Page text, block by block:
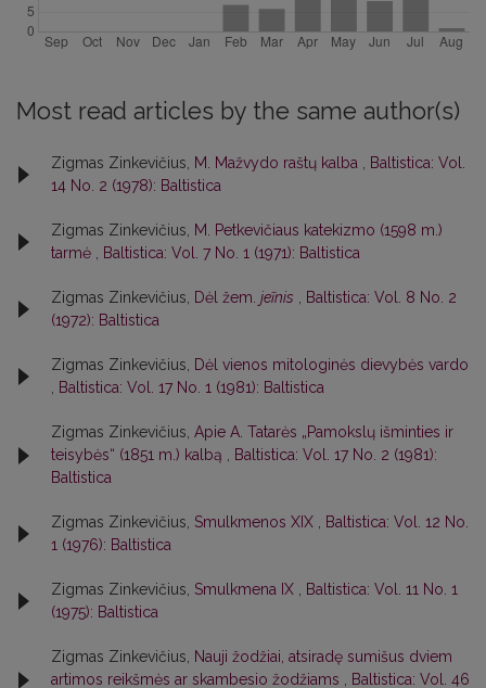
Most read articles by the same author(s)
Zigmas Zinkevičius, M. Mažvydo raštų kalba , Baltistica: Vol.
14 No. 2 (1978): Baltistica
Zigmas Zinkevičius, M. Petkevičiaus katekizmo (1598 m.)
tarmė , Baltistica: Vol. 7 No. 1 (1971): Baltistica
Zigmas Zinkevičius, Dėl žem. jeĩnis , Baltistica: Vol. 8 No. 2
(1972): Baltistica
Zigmas Zinkevičius, Dėl vienos mitologinės dievybės vardo
, Baltistica: Vol. 17 No. 1 (1981): Baltistica
Zigmas Zinkevičius, Apie A. Tatarės „Pamokslų išminties ir
teisybės“ (1851 m.) kalbą , Baltistica: Vol. 17 No. 2 (1981):
Baltistica
Zigmas Zinkevičius, Smulkmenos XIX , Baltistica: Vol. 12 No.
1 (1976): Baltistica
Zigmas Zinkevičius, Smulkmena IX , Baltistica: Vol. 11 No. 1
(1975): Baltistica
Zigmas Zinkevičius, Nauji žodžiai, atsiradę sumišus dviem
artimos reikšmės ar skambesio žodžiams , Baltistica: Vol. 46